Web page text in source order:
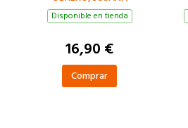
Disponible en tienda
16,90 €
Comprar